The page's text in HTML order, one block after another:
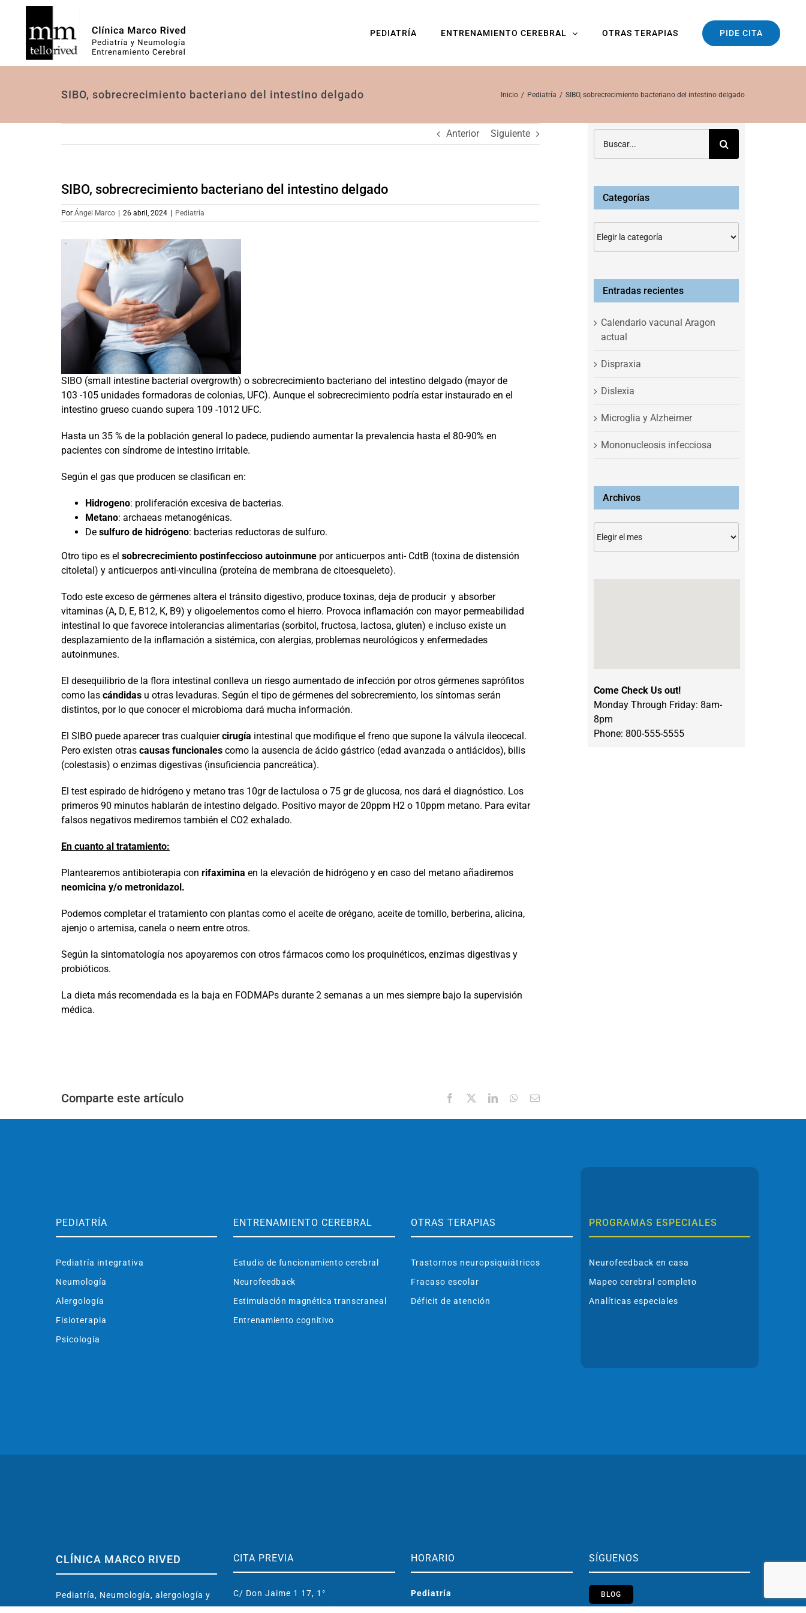
contenido
PEDIATRÍA ENTRENAMIENTO CEREBRAL OTRAS TERAPIAS PIDE CITA
SIBO, sobrecrecimiento bacteriano del intestino delgado Inicio Pediatría SIBO, sobrecrecimiento bacteriano del intestino delgado
Anterior Siguiente
SIBO, sobrecrecimiento bacteriano del intestino delgado
Por Ángel Marco 26 abril, 2024 Pediatría
SIBO (small intestine bacterial overgrowth) o sobrecrecimiento bacteriano del intestino delgado (mayor de
103 -105 unidades formadoras de colonias, UFC). Aunque el sobrecrecimiento podría estar instaurado en el
intestino grueso cuando supera 109 -1012 UFC.
Hasta un 35 % de la población general lo padece, pudiendo aumentar la prevalencia hasta el 80-90% en
pacientes con síndrome de intestino irritable.
Según el gas que producen se clasifican en:
Hidrogeno: proliferación excesiva de bacterias.
Metano: archaeas metanogénicas.
De sulfuro de hidrógeno: bacterias reductoras de sulfuro.
Otro tipo es el sobrecrecimiento postinfeccioso autoinmunepor anticuerpos anti- CdtB (toxina de distensión
citoletal) y anticuerpos anti-vinculina (proteína de membrana de citoesqueleto).
Todo este exceso de gérmenes altera el tránsito digestivo, produce toxinas, deja de producir y absorber
vitaminas (A, D, E, B12, K, B9) y oligoelementos como el hierro. Provoca inflamación con mayor permeabilidad
intestinal lo que favorece intolerancias alimentarias (sorbitol, fructosa, lactosa, gluten) e incluso existe un
desplazamiento de la inflamación a sistémica, con alergias, problemas neurológicos y enfermedades
autoinmunes.
El desequilibrio de la flora intestinal conlleva un riesgo aumentado de infección por otros gérmenes saprófitos
como las cándidasu otras levaduras. Según el tipo de gérmenes del sobrecremiento, los síntomas serán
distintos, por lo que conocer el microbioma dará mucha información.
El SIBO puede aparecer tras cualquiercirugía intestinal que modifique el freno que supone la válvula ileocecal.
Pero existen otras causas funcionalescomo la ausencia de ácido gástrico (edad avanzada o antiácidos), bilis
(colestasis) o enzimas digestivas (insuficiencia pancreática).
El test espirado de hidrógeno y metano tras 10gr de lactulosa o 75 gr de glucosa, nos dará el diagnóstico. Los
primeros 90 minutos hablarán de intestino delgado. Positivo mayor de 20ppm H2 o 10ppm metano. Para evitar
falsos negativos mediremos también el CO2 exhalado.
En cuanto al tratamiento:
Plantearemos antibioterapia con rifaximina en la elevación de hidrógeno y en caso del metano añadiremos
neomicina y/o metronidazol.
Podemos completar el tratamiento con plantas como el aceite de orégano, aceite de tomillo, berberina, alicina,
ajenjo o artemisa, canela o neem entre otros.
Según la sintomatología nos apoyaremos con otros fármacos como los proquinéticos, enzimas digestivas y
probióticos.
La dieta más recomendada es la baja en FODMAPs durante 2 semanas a un mes siempre bajo la supervisión
médica.
Comparte este artículo Facebook
X LinkedInWhatsApp
Correo
Categorías
Entradas recientes
Calendario vacunal Aragon
actual
Dispraxia
Dislexia
Microglia y Alzheimer
Mononucleosis infecciosa
Archivos
Come Check Us out!
Monday Through Friday: 8am-
8pm
Phone: 800-555-5555
PEDIATRÍA
Pediatría integrativa
Neumología
Alergología
Fisioterapia
Psicología
ENTRENAMIENTO CEREBRAL
Estudio de funcionamiento cerebral
Neurofeedback
Estimulación magnética transcraneal
Entrenamiento cognitivo
OTRAS TERAPIAS
Trastornos neuropsiquiátricos
Fracaso escolar
Déficit de atención
PROGRAMAS ESPECIALES
Neurofeedback en casa
Mapeo cerebral completo
Analíticas especiales
CLÍNICA MARCO RIVED
Pediatría, Neumología, alergología y
CITA PREVIA
C/ Don Jaime 1 17, 1°
HORARIO
Pediatría
SÍGUENOS
BLOG